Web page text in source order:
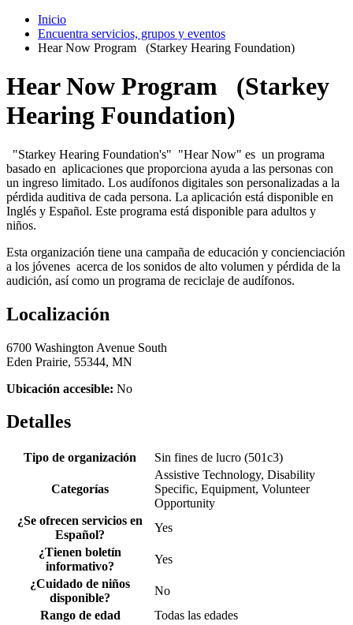
Inicio
Encuentra servicios, grupos y eventos
Hear Now Program (Starkey Hearing Foundation)
Hear Now Program (Starkey
Hearing Foundation)
"Starkey Hearing Foundation's" "Hear Now" es un programa
basado en aplicaciones que proporciona ayuda a las personas con
un ingreso limitado. Los audífonos digitales son personalizadas a la
pérdida auditiva de cada persona. La aplicación está disponible en
Inglés y Español. Este programa está disponible para adultos y
niños.
Esta organización tiene una campaña de educación y concienciación
a los jóvenes acerca de los sonidos de alto volumen y pérdida de la
audición, así como un programa de reciclaje de audífonos.
Localización
6700 Washington Avenue South
Eden Prairie, 55344, MN
Ubicación accesible: No
Detalles
Tipo de organización Sin fines de lucro (501c3)
Categorías
Assistive Technology, Disability
Specific, Equipment, Volunteer
Opportunity
¿Se ofrecen servicios en
Español?
Yes
¿Tienen boletín
informativo?
Yes
¿Cuidado de niños
disponible?
No
Rango de edad
Todas las edades